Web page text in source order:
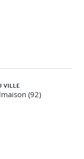
VILLE
(92)